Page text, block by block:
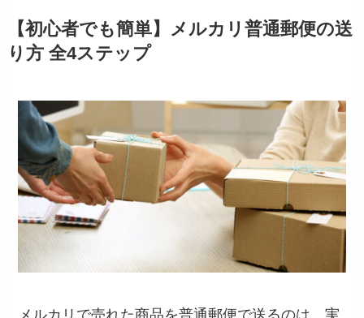
【初心者でも簡単】メルカリ普通郵便の送
り方 全4ステップ
メルカリで売れた商品を普通郵便で送るのは、実